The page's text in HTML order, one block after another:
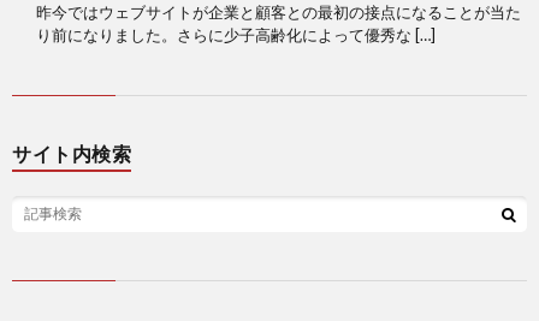
昨今ではウェブサイトが企業と顧客との最初の接点になることが当た
り前になりました。さらに少子高齢化によって優秀な […]
サイト内検索